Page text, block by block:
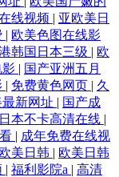
线视频 | 亚欧美日
| 欧美色图在线影
韩国日本三级 | 欧
影 | 国产亚洲五月
| 免费黄色网页 | 久
最新网址 | 国产成
日本不卡高清在线 |
| 成年免费在线视
美日韩 | 欧美日韩
| 福利影院a | 高清